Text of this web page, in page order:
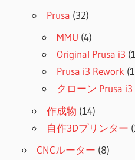
Prusa (32)
MMU (4)
Original Prusa i3
Prusa i3 Rework
クローン Prusa i3
作成物 (14)
自作3Dプリンター
CNCルーター (8)